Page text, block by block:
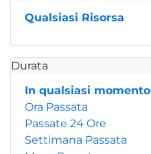
Qualsiasi Risorsa
Durata
In qualsiasi momento
Ora Passata
Passate 24 Ore
Settimana Passata